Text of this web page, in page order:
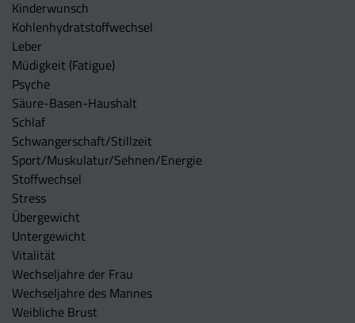
Kinderwunsch
Kohlenhydratstoffwechsel
Leber
Müdigkeit (Fatigue)
Psyche
Säure-Basen-Haushalt
Schlaf
Schwangerschaft/Stillzeit
Sport/Muskulatur/Sehnen/Energie
Stoffwechsel
Stress
Übergewicht
Untergewicht
Vitalität
Wechseljahre der Frau
Wechseljahre des Mannes
Weibliche Brust